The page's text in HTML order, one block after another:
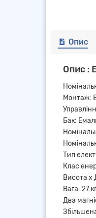
Опис
Опис :
Монтаж:
Бак:
Тип
Клас
Висота x
Вага: 27
Два